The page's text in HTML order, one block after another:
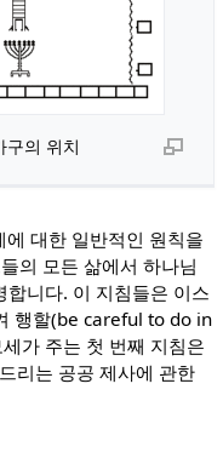
구의 위치
대한 일반적인 원칙을
의 모든 삶에서 하나님
니다. 이 지침들은 이스
행할(be careful to do in
가 주는 첫 번째 지침은
리는 공공 제사에 관한